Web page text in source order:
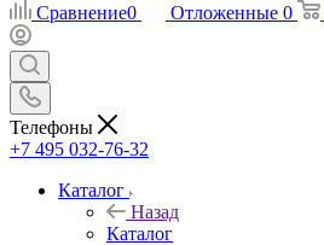
Сравнение0 Отложенные 0
Телефоны
+7 495 032-76-32
Каталог
Назад
Каталог